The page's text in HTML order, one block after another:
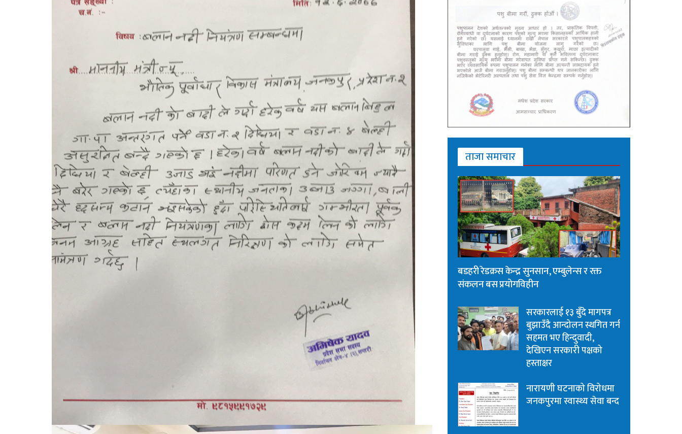
ताजा समाचार
बडहरी रेडक्रस केन्द्र सुनसान, एम्बुलेन्स र रक्त
संकलन बस प्रयोगविहीन
सरकारलाई १३ बुँदे मागपत्र
बुझाउँदै आन्दोलन स्थगित गर्न
सहमत भए हिन्दुवादी,
देखिएन सरकारी पक्षको
हस्ताक्षर
नारायणी घटनाको विरोधमा
जनकपुरमा स्वास्थ्य सेवा बन्द